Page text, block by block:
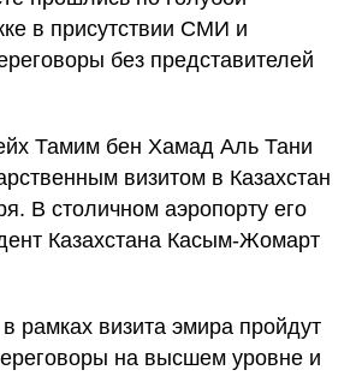
в присутствии СМИ и
без представителей
Тамим бен Хамад Аль Тани
визитом в Казахстан
В столичном аэропорту его
Казахстана Касым-Жомарт
рамках визита эмира пройдут
на высшем уровне и